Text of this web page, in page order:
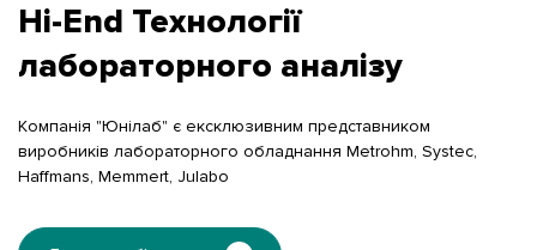
Hi-End Технології
лабораторного аналізу
Компанія "Юнілаб" є ексклюзивним представником
виробників лабораторного обладнання Metrohm, Systec,
Haffmans, Memmert, Julabo